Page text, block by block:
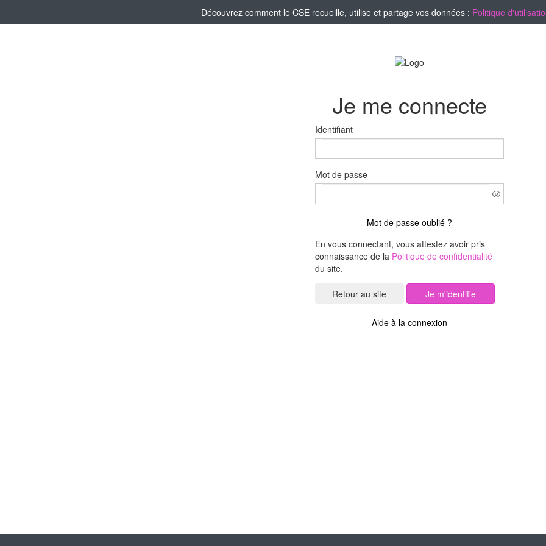
Découvrez comment le CSE recueille, utilise et partage vos données : Politique
Je me connecte
Identifiant
Mot de passe
Mot de passe oublié ?
En vous connectant, vous attestez avoir pris
connaissance de la Politique de confidentialité
du site.
Je m'identifie
Aide à la connexion